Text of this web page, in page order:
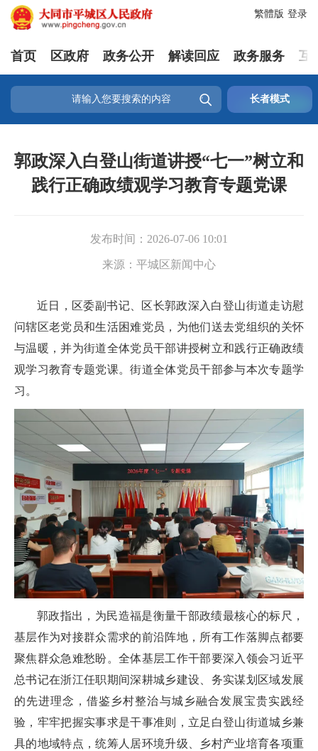
登录
繁體版
首页 区政府 政务公开 解读回应 政务服务 互
 长者模式
郭政深入白登山街道讲授“七一”树立和
践行正确政绩观学习教育专题党课
发布时间： 2026-07-06 10:01
来源： 平城区新闻中心
近日，区委副书记、区长郭政深入白登山街道走访慰
问辖区老党员和生活困难党员，为他们送去党组织的关怀
与温暖，并为街道全体党员干部讲授树立和践行正确政绩
观学习教育专题党课。街道全体党员干部参与本次专题学
习。
郭政指出，为民造福是衡量干部政绩最核心的标尺，
基层作为对接群众需求的前沿阵地，所有工作落脚点都要
聚焦群众急难愁盼。全体基层工作干部要深入领会习近平
总书记在浙江任职期间深耕城乡建设、务实谋划区域发展
的先进理念，借鉴乡村整治与城乡融合发展宝贵实践经
验，牢牢把握实事求是干事准则，立足白登山街道城乡兼
具的地域特点，统筹人居环境升级、乡村产业培育各项重